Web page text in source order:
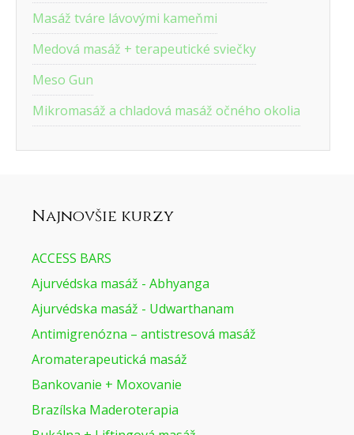
Masáž tváre lávovými kameňmi
Medová masáž + terapeutické sviečky
Meso Gun
Mikromasáž a chladová masáž očného okolia
Slim a anticelulitídny lymfotaping
Tehotenská masáž a baby masáž
Thajská masáž tela s bylinnými guľami
Thajská masáž tváre bylinnými guľami
Tradičná thajská olejová masáž
Trigger points